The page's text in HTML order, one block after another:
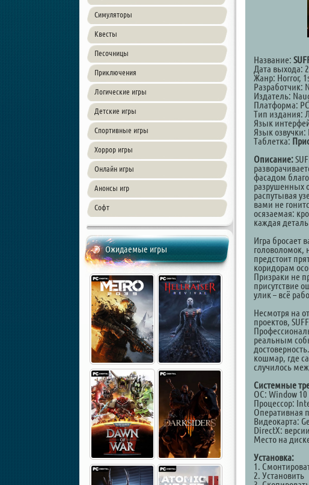
Симуляторы
Квесты
Песочницы
Приключения
Логические игры
Детские игры
Спортивные игры
Хоррор игры
Онлайн игры
Анонсы игр
Софт
Ожидаемые игры
Название:
Дата выхода:
Жанр: Horror,
Разработчик:
Издатель:
Платформа: PC
Тип издания:
Язык
Язык озвучки:
Таблетка:
Описание:
фасадом
разрушенных
распутывая
вами не
осязаемая:
каждая
Игра бросает
головоломок,
предстоит
коридорам
Призраки не
присутствие
улик – всё
Несмотря на
проектов,
реальным
кошмар, где
случилось
Системные
ОС: Window
Процессор:
Оперативная
Видеокарта:
DirectX:
Место на
Установка:
1.
2. Установить